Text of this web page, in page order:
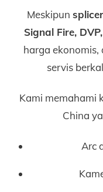
Meskipun
Signal Fire,
harga
servis
Kami memahami
China
Arc